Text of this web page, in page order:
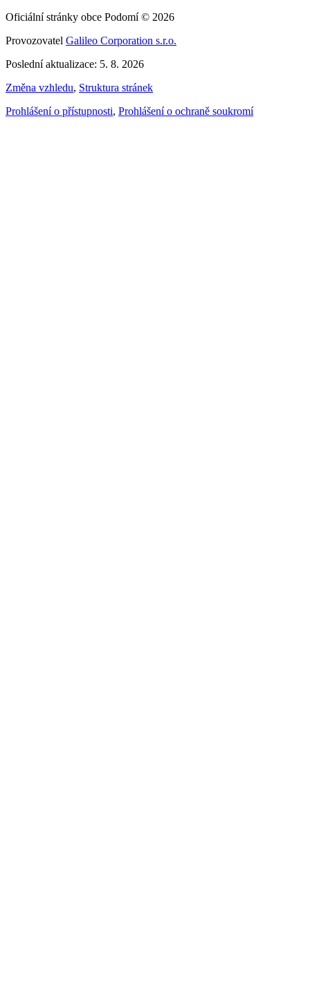
Oficiální stránky obce Podomí © 2026
Provozovatel Galileo Corporation s.r.o.
Poslední aktualizace: 5. 8. 2026
Změna vzhledu, Struktura stránek
Prohlášení o přístupnosti, Prohlášení o ochraně soukromí